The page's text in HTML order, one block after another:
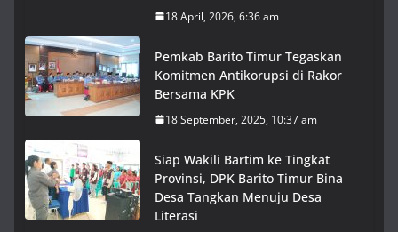
18 April, 2026, 6:36 am
Pemkab Barito Timur Tegaskan
Komitmen Antikorupsi di Rakor
Bersama KPK
18 September, 2025, 10:37 am
Siap Wakili Bartim ke Tingkat
Provinsi, DPK Barito Timur Bina
Desa Tangkan Menuju Desa
Literasi